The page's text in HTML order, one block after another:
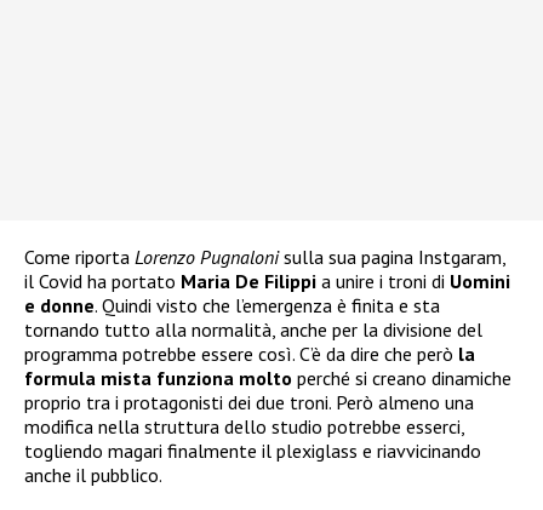
Come riporta Lorenzo Pugnalonisulla sua pagina Instgaram,
il Covid ha portato Maria De Filippi a unire i troni di Uomini
e donne. Quindi visto che l’emergenza è finita e sta
tornando tutto alla normalità, anche per la divisione del
programma potrebbe essere così. C’è da dire che però la
formula mista funziona molto perché si creano dinamiche
proprio tra i protagonisti dei due troni. Però almeno una
modifica nella struttura dello studio potrebbe esserci,
togliendo magari finalmente il plexiglass e riavvicinando
anche il pubblico.